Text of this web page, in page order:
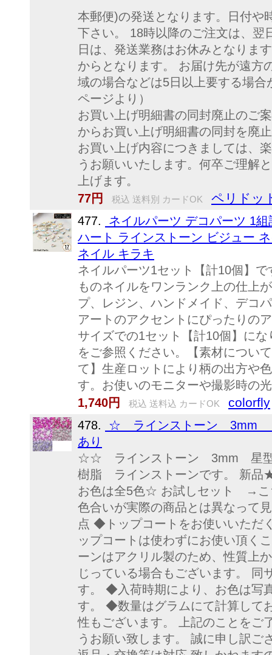
本郵便)の発送となります。日付や
下さい。 18時以降のご注文は、翌
日は、発送業務はお休みとなりま
からとなります。 お届け先が遠方
域の場合などは5日以上要する場
ページより
お買い上げ明細書の同封廃止のご
からお買い上げ明細書の同封を廃
お買い上げ内容につきましては、
うお願いいたします。何卒ご理解
上げます。
77円
税込 送料別 カードOK ペリドッ
477.
ネイルパーツ デコパーツ 1
ハート ラインストーン ビジュー
ネイル キラキ
ネイルパーツ1セット【計10個】
ものネイルをワンランク上の仕上
プ、レジン、ハンドメイド、デコ
アートのアクセントにぴったりの
サイズでの1セット【計10個】に
をご参照ください。【素材につい
て】生産ロットにより柄の出方や
す。お使いのモニターや撮影時の
1,740円
税込 送料込 カードOK colorfly
478.
☆ ラインストーン
あり
☆☆ ラインストーン 3mm 星
樹脂 ラインストーンです。 新
お色は全5色☆ お試しセット →こ
色合いが実際の商品とは異なって
点 ◆トップコートをお使いいただ
ップコートは使わずにお使い頂く
ーンはアクリル製のため、性質上
じっている場合もございます。 同
す。 ◆入荷時期により、お色は写
す。 ◆数量はグラムにて計算して
性もございます。 上記のことをご
うお願い致します。 誠に申し訳ご